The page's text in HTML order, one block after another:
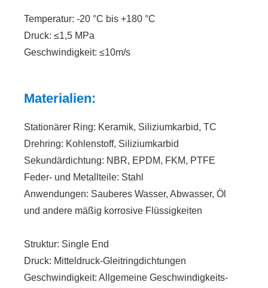
Temperatur: -20 °C bis +180 °C
Druck: ≤1,5 ​​MPa
Geschwindigkeit: ≤10m/s
Materialien:
Stationärer Ring: Keramik, Siliziumkarbid, TC
Drehring: Kohlenstoff, Siliziumkarbid
Sekundärdichtung: NBR, EPDM, FKM, PTFE
Feder- und Metallteile: Stahl
Anwendungen: Sauberes Wasser, Abwasser, Öl
und andere mäßig korrosive Flüssigkeiten
Struktur: Single End
Druck: Mitteldruck-Gleitringdichtungen
Geschwindigkeit: Allgemeine Geschwindigkeits-